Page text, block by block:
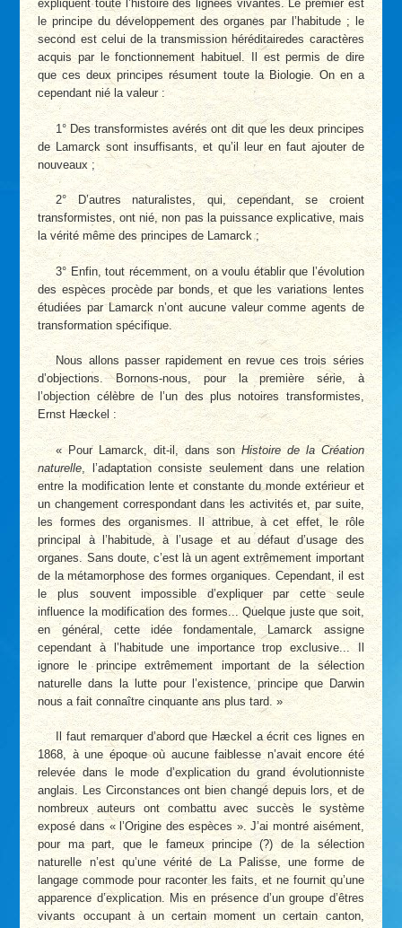
expliquent toute l’histoire des lignées vivantes. Le premier est
le principe du développement des organes par l’habitude ; le
second est celui de la transmission héréditairedes caractères
acquis par le fonctionnement habituel. Il est permis de dire
que ces deux principes résument toute la Biologie. On en a
cependant nié la valeur :
1° Des transformistes avérés ont dit que les deux principes
de Lamarck sont insuffisants, et qu’il leur en faut ajouter de
nouveaux ;
2° D’autres naturalistes, qui, cependant, se croient
transformistes, ont nié, non pas la puissance explicative, mais
la vérité même des principes de Lamarck ;
3° Enfin, tout récemment, on a voulu établir que l’évolution
des espèces procède par bonds, et que les variations lentes
étudiées par Lamarck n’ont aucune valeur comme agents de
transformation spécifique.
Nous allons passer rapidement en revue ces trois séries
d’objections. Bornons-nous, pour la première série, à
l’objection célèbre de l’un des plus notoires transformistes,
Ernst Hæckel :
« Pour Lamarck, dit-il, dans sonHistoire de la Création
naturelle, l’adaptation consiste seulement dans une relation
entre la modification lente et constante du monde extérieur et
un changement correspondant dans les activités et, par suite,
les formes des organismes. Il attribue, à cet effet, le rôle
principal à l’habitude, à l’usage et au défaut d’usage des
organes. Sans doute, c’est là un agent extrêmement important
de la métamorphose des formes organiques. Cependant, il est
le plus souvent impossible d’expliquer par cette seule
influence la modification des formes... Quelque juste que soit,
en général, cette idée fondamentale, Lamarck assigne
cependant à l’habitude une importance trop exclusive... Il
ignore le principe extrêmement important de la sélection
naturelle dans la lutte pour l’existence, principe que Darwin
nous a fait connaître cinquante ans plus tard. »
Il faut remarquer d’abord que Hæckel a écrit ces lignes en
1868, à une époque où aucune faiblesse n’avait encore été
relevée dans le mode d’explication du grand évolutionniste
anglais. Les Circonstances ont bien changé depuis lors, et de
nombreux auteurs ont combattu avec succès le système
exposé dans « l’Origine des espèces ». J’ai montré aisément,
pour ma part, que le fameux principe (?) de la sélection
naturelle n’est qu’une vérité de La Palisse, une forme de
langage commode pour raconter les faits, et ne fournit qu’une
apparence d’explication. Mis en présence d’un groupe d’êtres
vivants occupant à un certain moment un certain canton,